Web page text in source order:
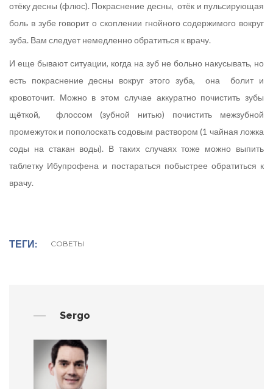
отёку десны (флюс). Покраснение десны, отёк и пульсирующая
боль в зубе говорит о скоплении гнойного содержимого вокруг
зуба. Вам следует немедленно обратиться к врачу.
И еще бывают ситуации, когда на зуб не больно накусывать, но
есть покраснение десны вокруг этого зуба, она болит и
кровоточит. Можно в этом случае аккуратно почистить зубы
щёткой, флоссом (зубной нитью) почистить межзубной
промежуток и пополоскать содовым раствором (1 чайная ложка
соды на стакан воды). В таких случаях тоже можно выпить
таблетку Ибупрофена и постараться побыстрее обратиться к
врачу.
ТЕГИ СОВЕТЫ
Sergo